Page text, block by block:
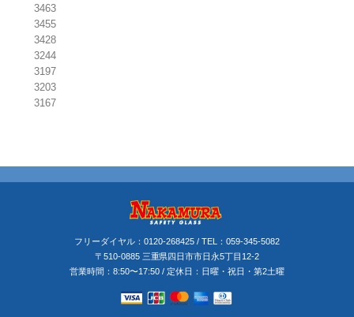
3463
3455
3428
3244
3197
3203
3167
フリーダイヤル：0120-268425 / TEL： 059-345-5082
〒510-0885 三重県四日市市日永5丁目12-2
営業時間：8:50〜17:50 / 定休日：日曜・祝日・第2土曜